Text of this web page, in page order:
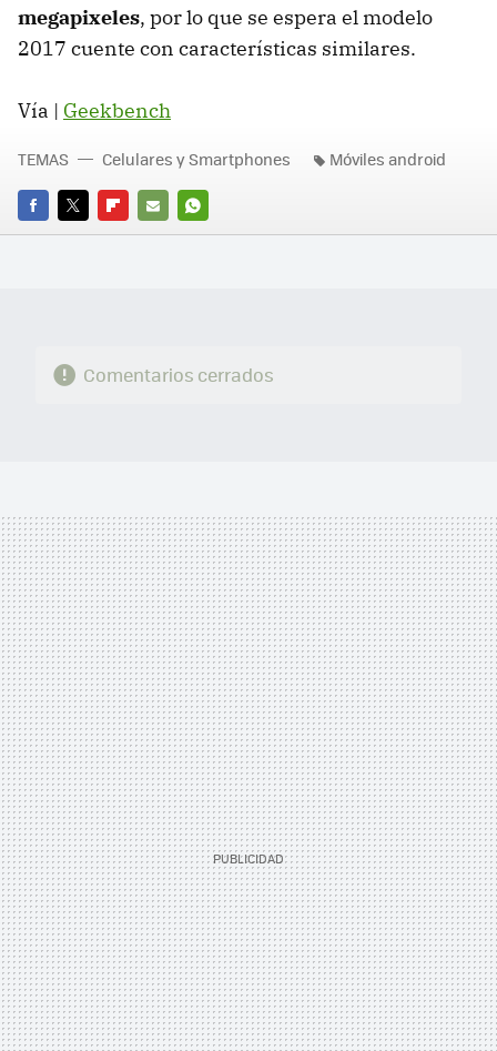
megapixeles, por lo que se espera el modelo
2017 cuente con características similares.
Vía | Geekbench
FACEBOOK
TWITTERFLIPBOARD
E-
WHATSAPP
TEMAS Celulares y Smartphones Móviles android
Comentarios cerrados